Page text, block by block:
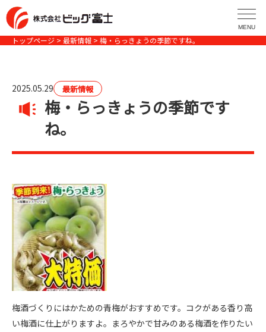
ン
テ
MENU
トップページ > 最新情報 > 梅・らっきょうの季節ですね。
2025.05.29 最新情報
梅・らっきょうの季節です
ね。
梅酒づくりにはかための青梅がおすすめです。コクがある香り高
い梅酒に仕上がりますよ。まろやかで甘みのある梅酒を作りたい